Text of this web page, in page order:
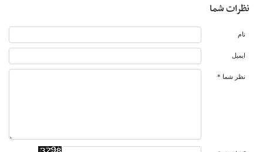
نظرات شما
نام
ایمیل
نظر شما *